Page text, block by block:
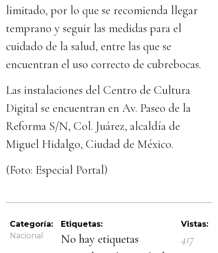
limitado, por lo que se recomienda llegar
temprano y seguir las medidas para el
cuidado de la salud, entre las que se
encuentran el uso correcto de cubrebocas.
Las instalaciones del Centro de Cultura
Digital se encuentran en Av. Paseo de la
Reforma S/N, Col. Juárez, alcaldía de
Miguel Hidalgo, Ciudad de México.
(Foto: Especial Portal)
Categoría:
Nacional
Etiquetas:
No hay etiquetas
Vistas:
417